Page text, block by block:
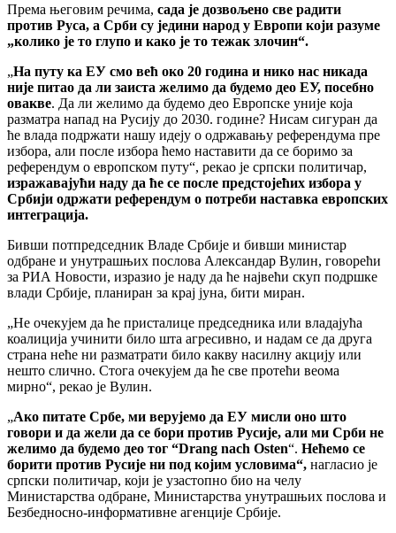
Према његовим речима, сада је дозвољено све радити
против Руса, а Срби су једини народ у Европи који разуме
„колико је то глупо и како је то тежак злочин“.
„На путу ка ЕУ смо већ око 20 година и нико нас никада
није питао да ли заиста желимо да будемо део ЕУ, посебно
овакве. Да ли желимо да будемо део Европске уније која
разматра напад на Русију до 2030. године? Нисам сигуран да
ће влада подржати нашу идеју о одржавању референдума пре
избора, али после избора ћемо наставити да се боримо за
референдум о европском путу“, рекао је српски политичар,
изражавајући наду да ће се после предстојећих избора у
Србији одржати референдум о потреби наставка европских
интеграција.
Бивши потпредседник Владе Србије и бивши министар
одбране и унутрашњих послова Александар Вулин, говорећи
за РИА Новости, изразио је наду да ће највећи скуп подршке
влади Србије, планиран за крај јуна, бити миран.
„Не очекујем да ће присталице председника или владајућа
коалиција учинити било шта агресивно, и надам се да друга
страна неће ни разматрати било какву насилну акцију или
нешто слично. Стога очекујем да ће све протећи веома
мирно“, рекао је Вулин.
„Ако питате Србе, ми верујемо да ЕУ мисли оно што
говори и да жели да се бори против Русије, али ми Срби не
желимо да будемо део тог “Drang nach Osten“. Нећемо се
борити против Русије ни под којим условима“, нагласио је
српски политичар, који је узастопно био на челу
Министарства одбране, Министарства унутрашњих послова и
Безбедносно-информативне агенције Србије.